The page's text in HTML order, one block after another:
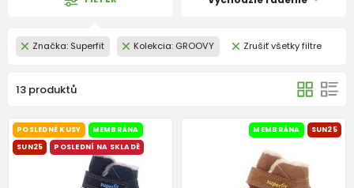
Značka: Superfit Kolekcia: GROOVY Zrušiť všetky filtre
13 produktů
POSLEDNÉ KUSY
MEMBRÁNA
SUN25
POSLEDNÍ NA SKLADĚ
MEMBRÁNA SUN25